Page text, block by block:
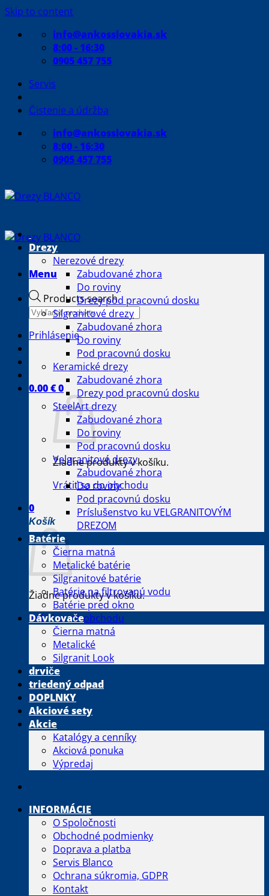
Skip to content
info@ankosslovakia.sk
8:00 - 16:30
0905 457 755
Servis
Čistenie a údržba
info@ankosslovakia.sk
8:00 - 16:30
0905 457 755
Menu
Products search
Prihlásenie
0.00€0
Žiadne produkty v košíku.
Vrátiť sa do obchodu
0
Košík
Žiadne produkty v košíku.
Vrátiť sa do obchodu
Drezy
Nerezové drezy
Zabudované zhora
Do roviny
Drezy pod pracovnú dosku
Silgranitové drezy
Zabudované zhora
Do roviny
Pod pracovnú dosku
Keramické drezy
Zabudované zhora
Drezy pod pracovnú dosku
SteelArt drezy
Zabudované zhora
Do roviny
Pod pracovnú dosku
Velgranitové drezy
Zabudované zhora
Do roviny
Pod pracovnú dosku
Príslušenstvo ku VELGRANITOVÝM
DREZOM
Batérie
Čierna matná
Metalické batérie
Silgranitové batérie
Batérie na filtrovanú vodu
Batérie pred okno
Dávkovače
Čierna matná
Metalické
Silgranit Look
drviče
triedený odpad
DOPLNKY
Akciové sety
Akcie
Katalógy a cenníky
Akciová ponuka
Výpredaj
INFORMÁCIE
O Spoločnosti
Obchodné podmienky
Doprava a platba
Servis Blanco
Ochrana súkromia, GDPR
Kontakt